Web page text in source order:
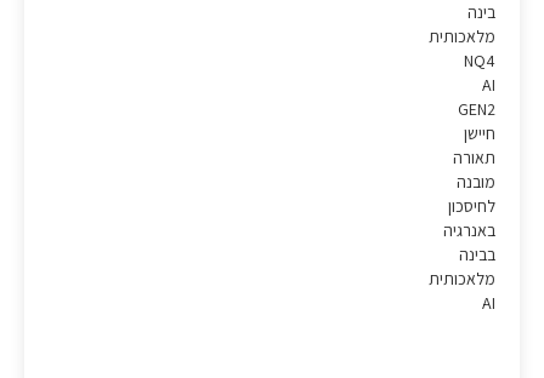
בינה
מלאכותית
NQ4
AI
GEN2
חיישן
תאורה
מובנה
לחיסכון
באנרגיה
בבינה
מלאכותית
AI